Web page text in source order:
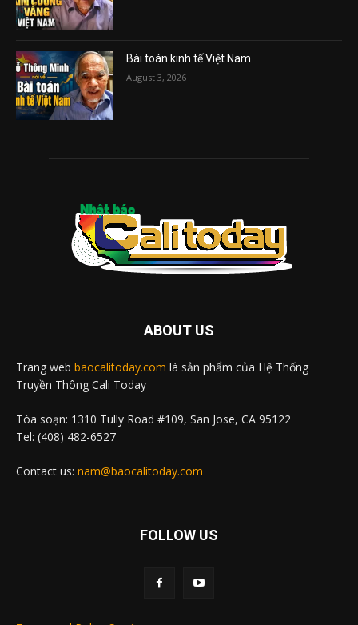
Bài toán kinh tế Việt Nam
August 3, 2026
ABOUT US
Trang web baocalitoday.com là sản phẩm của Hệ Thống
Truyền Thông Cali Today
Tòa soạn: 1310 Tully Road #109, San Jose, CA 95122
Tel: (408) 482-6527
Contact us: nam@baocalitoday.com
FOLLOW US